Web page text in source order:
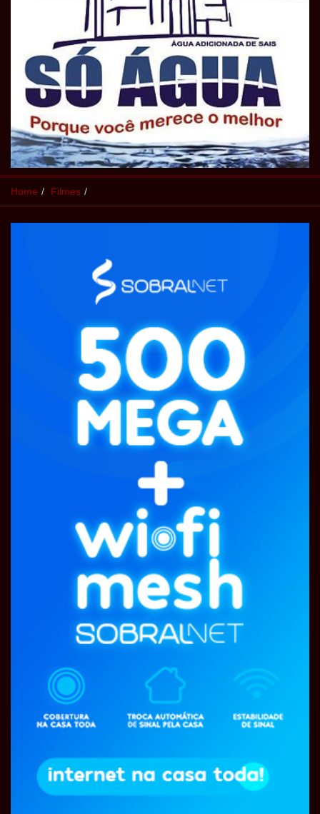
Home Filmes